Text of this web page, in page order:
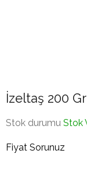
İzeltaş 200
Stok durumu Stok
Fiyat Sorunuz